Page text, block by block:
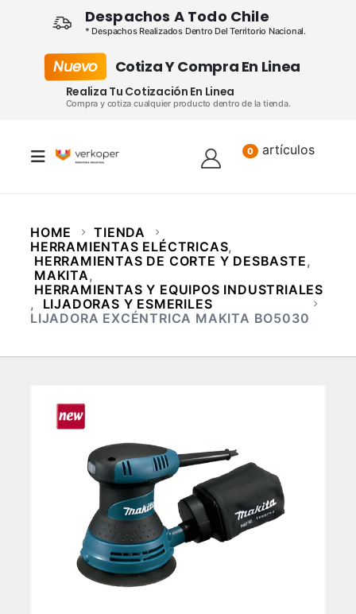
Despachos A Todo Chile
* Despachos Realizados Dentro Del Territorio Nacional.
Nuevo Cotiza Y Compra En Linea
Realiza Tu Cotización En Linea
Compra y cotiza cualquier producto dentro de la tienda.
0 artículos
HOME
TIENDA
HERRAMIENTAS ELÉCTRICAS,
HERRAMIENTAS DE CORTE Y DESBASTE,
MAKITA,
HERRAMIENTAS Y EQUIPOS INDUSTRIALES
,
LIJADORAS Y ESMERILES
LIJADORA EXCÉNTRICA MAKITA BO5030